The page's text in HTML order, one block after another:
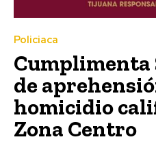
Policiaca
Cumplimenta
de
homicidio
Zona Centro